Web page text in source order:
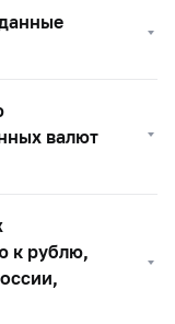
валют
к рублю,